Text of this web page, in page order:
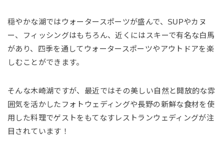
穏やかな湖ではウォータースポーツが盛んで、SUPやカヌ
ー、フィッシングはもちろん、近くにはスキーで有名な白馬
があり、四季を通してウォータースポーツやアウトドアを楽
しむことができます。
そんな木崎湖ですが、最近ではその美しい自然と開放的な雰
囲気を活かしたフォトウェディングや長野の新鮮な食材を使
用した料理でゲストをもてなすレストランウェディングが注
目されています！